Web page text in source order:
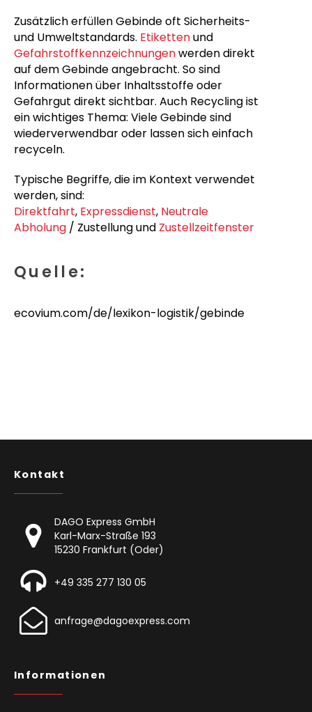
Zusätzlich erfüllen Gebinde oft Sicherheits-
und Umweltstandards. Etikettenund
Gefahrstoffkennzeichnungenwerden direkt
auf dem Gebinde angebracht. So sind
Informationen über Inhaltsstoffe oder
Gefahrgut direkt sichtbar. Auch Recycling ist
ein wichtiges Thema: Viele Gebinde sind
wiederverwendbar oder lassen sich einfach
recyceln.
Typische Begriffe, die im Kontext verwendet
werden, sind:
Direktfahrt, Expressdienst, Neutrale
Abholung / Zustellung und Zustellzeitfenster
Quelle:
ecovium.com/de/lexikon-logistik/gebinde
Kontakt
DAGO Express GmbH
Karl-Marx-Straße 193
15230 Frankfurt (Oder)
+49 335 277 130 05
anfrage@dagoexpress.com
Informationen